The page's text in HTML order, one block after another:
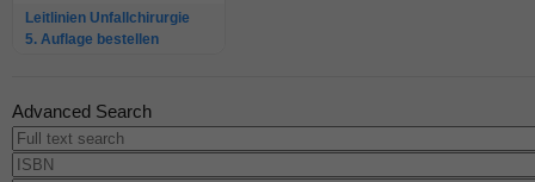
Leitlinien Unfallchirurgie
5. Auflage bestellen
Advanced Search